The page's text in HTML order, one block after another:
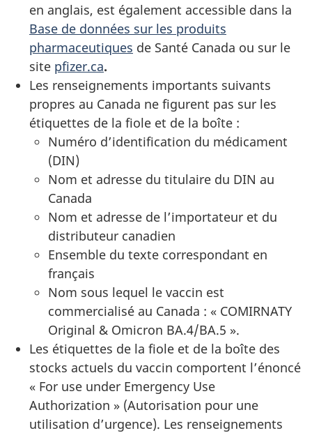
en anglais, est également accessible dans la
Base de données sur les produits
pharmaceutiques de Santé Canada ou sur le
site pfizer.ca.
Les renseignements importants suivants
propres au Canada ne figurent pas sur les
étiquettes de la fiole et de la boîte :
Numéro d’identification du médicament
(DIN)
Nom et adresse du titulaire du DIN au
Canada
Nom et adresse de l’importateur et du
distributeur canadien
Ensemble du texte correspondant en
français
Nom sous lequel le vaccin est
commercialisé au Canada : « COMIRNATY
Original & Omicron BA.4/BA.5 ».
Les étiquettes de la fiole et de la boîte des
stocks actuels du vaccin comportent l’énoncé
« For use under Emergency Use
Authorization » (Autorisation pour une
utilisation d’urgence). Les renseignements